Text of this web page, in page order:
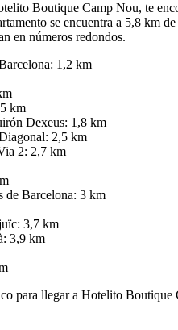
Boutique Camp Nou, te
se encuentra a 5,8 km
en números redondos.
1,2 km
km
Dexeus: 1,8 km
2,5 km
2: 2,7 km
de Barcelona: 3 km
3,7 km
3,9 km
para llegar a Hotelito